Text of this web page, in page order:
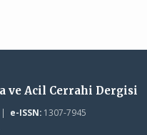
ve Acil Cerrahi Dergisi
| e-ISSN:1307-7945